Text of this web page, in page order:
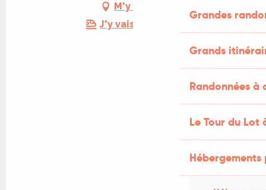
Grandes
Grands
Randonnées
Le Tour du Lot
M'y rendre
J'y vais en train !